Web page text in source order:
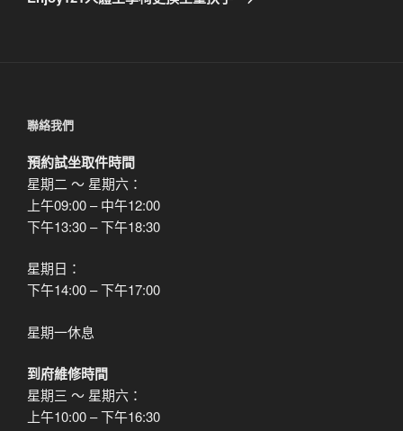
聯絡我們
預約試坐取件時間
星期二 ～ 星期六：
上午09:00 – 中午12:00
下午13:30 – 下午18:30
星期日：
下午14:00 – 下午17:00
星期一休息
到府維修時間
星期三 ～ 星期六：
上午10:00 – 下午16:30